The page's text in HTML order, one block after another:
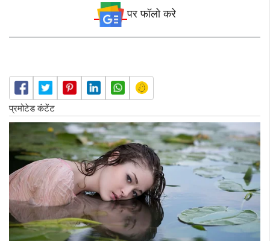
पर फॉलो करे